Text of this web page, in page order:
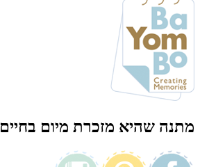
מתנה שהיא מזכרת מיום בחיים